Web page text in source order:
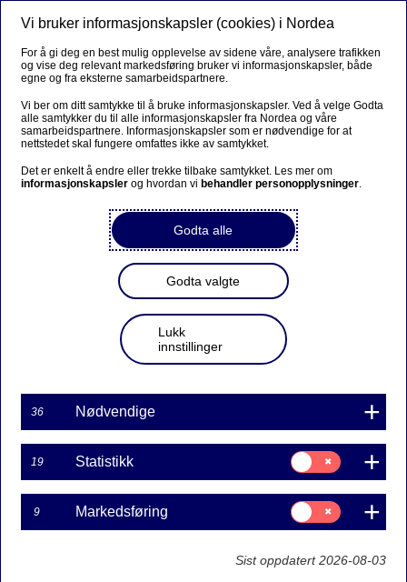
Vi bruker informasjonskapsler (cookies) i Nordea
For å gi deg en best mulig opplevelse av sidene våre, analysere trafikken
og vise deg relevant markedsføring bruker vi informasjonskapsler, både
egne og fra eksterne samarbeidspartnere.
Vi ber om ditt samtykke til å bruke informasjonskapsler. Ved å velge Godta
alle samtykker du til alle informasjonskapsler fra Nordea og våre
samarbeidspartnere. Informasjonskapsler som er nødvendige for at
nettstedet skal fungere omfattes ikke av samtykket.
Det er enkelt å endre eller trekke tilbake samtykket. Les mer om
informasjonskapsler og hvordan vi behandler personopplysninger.
Godta alle
Godta valgte
Lukk
innstillinger
36 Nødvendige
19 Statistikk
Samtykke
til:
Statistikk
9 Markedsføring
Samtykke
til:
Markedsføring
Sist oppdatert 2026-08-03